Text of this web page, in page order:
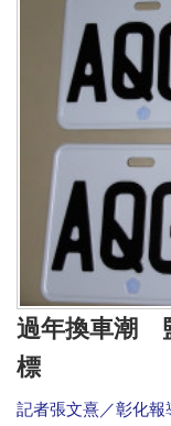
過年換車潮
標
記者張文熹／彰化報